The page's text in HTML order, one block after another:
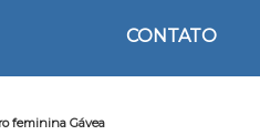
CONTATO
feminina Gávea